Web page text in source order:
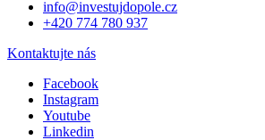
info@investujdopole.cz
+420 774 780 937
Kontaktujte nás
Facebook
Instagram
Youtube
Linkedin